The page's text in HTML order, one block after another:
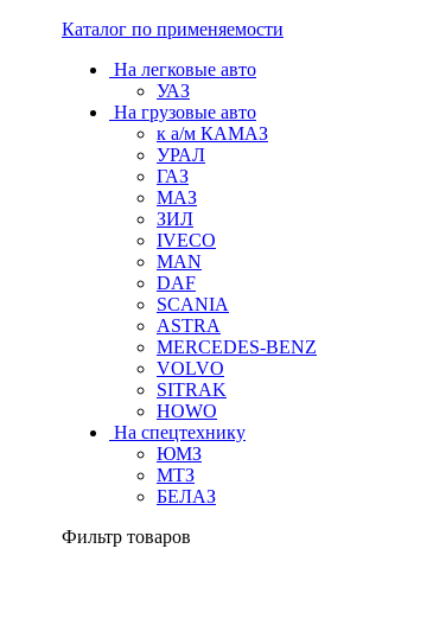
Каталог по применяемости
На легковые авто
УАЗ
На грузовые авто
к а/м КАМАЗ
УРАЛ
ГАЗ
МАЗ
ЗИЛ
IVECO
MAN
DAF
SCANIA
ASTRA
MERCEDES-BENZ
VOLVO
SITRAK
HOWO
На спецтехнику
ЮМЗ
МТЗ
БЕЛАЗ
Фильтр товаров